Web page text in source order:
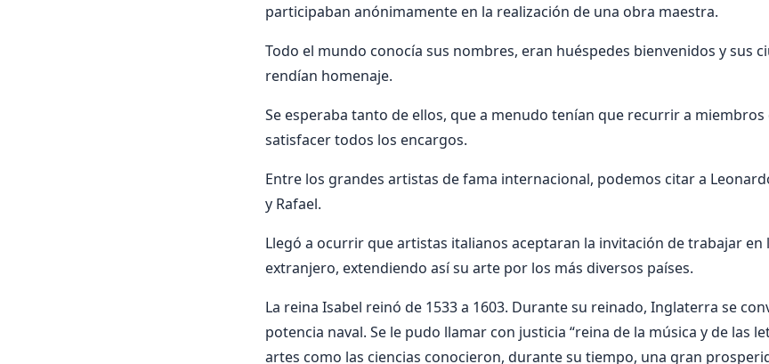
participaban anónimamente en la realización de una obra maestra.
Todo el mundo conocía sus nombres, eran huéspedes bienvenidos y sus
rendían homenaje.
Se esperaba tanto de ellos, que a menudo tenían que recurrir a
satisfacer todos los encargos.
Entre los grandes artistas de fama internacional, podemos citar a
y Rafael.
Llegó a ocurrir que artistas italianos aceptaran la invitación de trabajar en
extranjero, extendiendo así su arte por los más diversos países.
La reina Isabel reinó de 1533 a 1603. Durante su reinado, Inglaterra se
potencia naval. Se le pudo llamar con justicia “reina de la música y de las
artes como las ciencias conocieron, durante su tiempo, una gran